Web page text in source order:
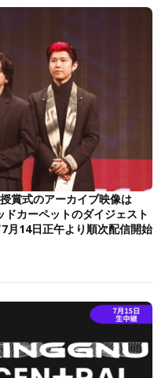
賞式のアーカイブ映像は
カーペットのダイジェスト
月14日正午より順次配信開始